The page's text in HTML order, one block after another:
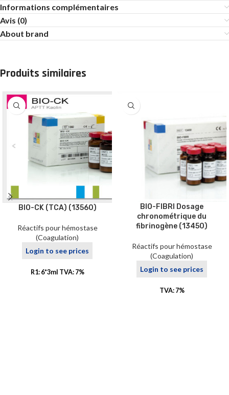
Informations complémentaires
Avis (0)
About brand
Produits similaires
BIO-CK (TCA) (13560)
Réactifs pour hémostase
(Coagulation)
Login to see prices
R1: 6*3ml TVA: 7%
BIO-FIBRI Dosage
chronométrique du
fibrinogène (13450)
Réactifs pour hémostase
(Coagulation)
Login to see prices
TVA: 7%